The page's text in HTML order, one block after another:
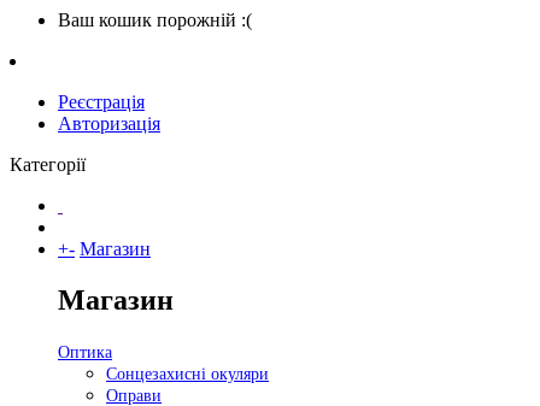
Ваш кошик порожній :(
Реєстрація
Авторизація
Категорії
+- Магазин
Магазин
Оптика
Сонцезахисні окуляри
Оправи